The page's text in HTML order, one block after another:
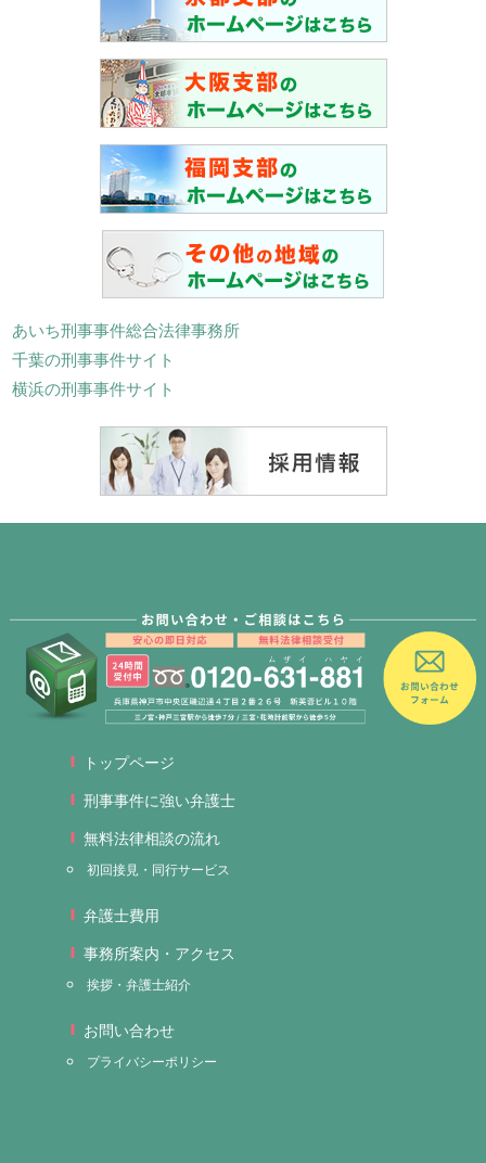
あいち刑事事件総合法律事務所
千葉の刑事事件サイト
横浜の刑事事件サイト
トップページ
刑事事件に強い弁護士
無料法律相談の流れ
初回接見・同行サービス
弁護士費用
事務所案内・アクセス
挨拶・弁護士紹介
お問い合わせ
プライバシーポリシー